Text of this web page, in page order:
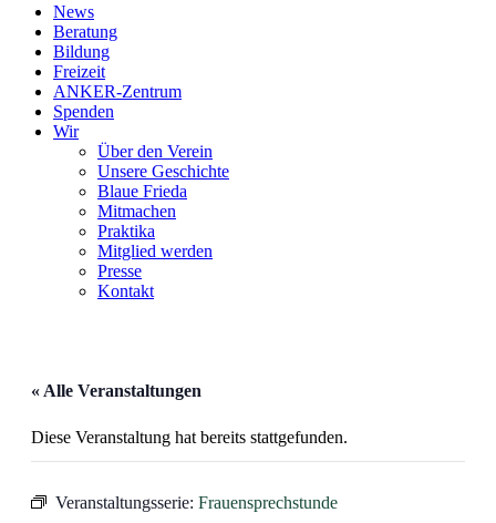
News
Beratung
Bildung
Freizeit
ANKER-Zentrum
Spenden
Wir
Über den Verein
Unsere Geschichte
Blaue Frieda
Mitmachen
Praktika
Mitglied werden
Presse
Kontakt
« Alle Veranstaltungen
Diese Veranstaltung hat bereits stattgefunden.
Veranstaltungsserie: Frauensprechstunde